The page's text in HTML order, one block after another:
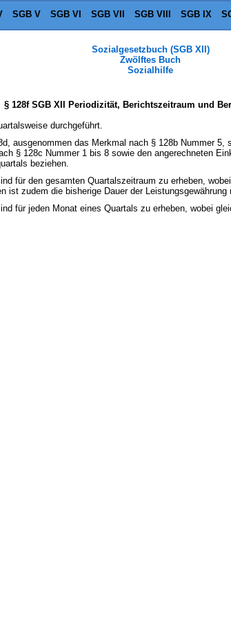
SGB V SGB VI SGB VII SGB VIII SGB IX
Sozialgesetzbuch (SGB XII)
Zwölftes Buch
Sozialhilfe
§ 128f SGB XII Periodizität, Berichtszeitraum und
durchgeführt.
ausgenommen das Merkmal nach § 128b Nummer
§ 128c Nummer 1 bis 8 sowie den angerechneten
beziehen.
für den gesamten Quartalszeitraum zu erheben,
ist zudem die bisherige Dauer der
für jeden Monat eines Quartals zu erheben, wobei